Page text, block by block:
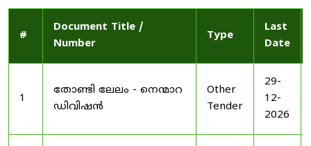
#
Document Title /
Number
Type
Last
Date
1
തോണ്ടി ലേലം - നെന്മാറ
ഡിവിഷൻ
Other
Tender
29-
12-
2026